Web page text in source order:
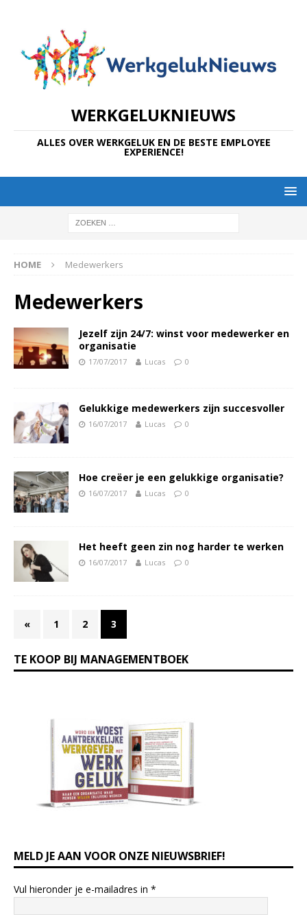
WERKGELUKNIEUWS
ALLES OVER WERKGELUK EN DE BESTE EMPLOYEE
EXPERIENCE!
HOME Medewerkers
Medewerkers
Jezelf zijn 24/7: winst voor medewerker en
organisatie
17/07/2017 Lucas 0
Gelukkige medewerkers zijn succesvoller
16/07/2017 Lucas 0
Hoe creëer je een gelukkige organisatie?
16/07/2017 Lucas 0
Het heeft geen zin nog harder te werken
16/07/2017 Lucas 0
« 1 2 3
TE KOOP BIJ MANAGEMENTBOEK
MELD JE AAN VOOR ONZE NIEUWSBRIEF!
Vul hieronder je e-mailadres in *